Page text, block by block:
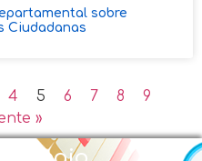
sobre
Ciudadanas
4 5 6 7 8
9
»